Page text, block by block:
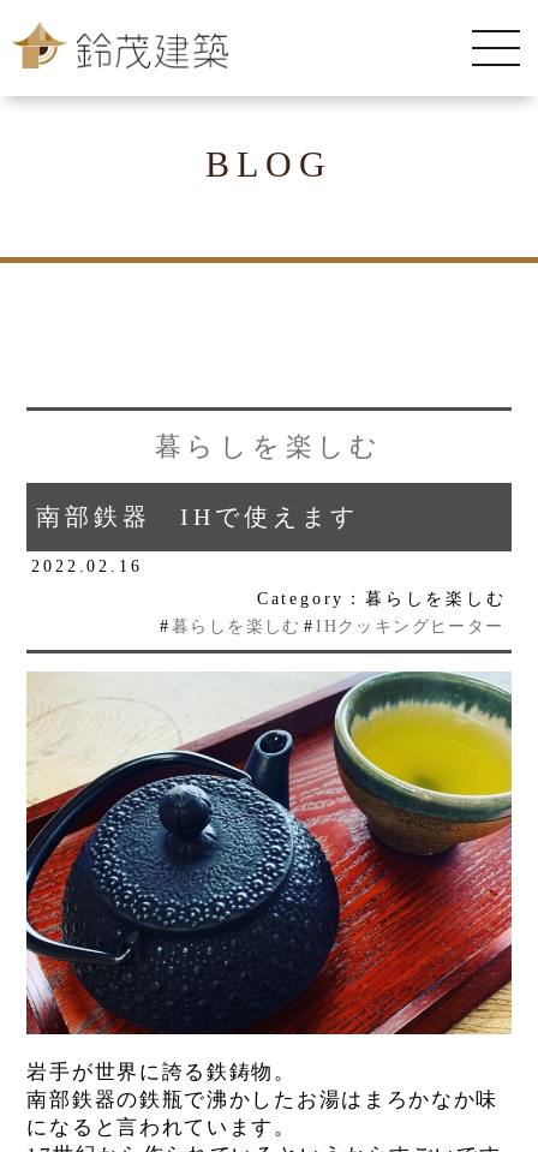
BLOG
暮らしを楽しむ
南部鉄器 IHで使えます
2022.02.16
Category：暮らしを楽しむ
# 暮らしを楽しむ # IHクッキングヒーター
岩手が世界に誇る鉄鋳物。
南部鉄器の鉄瓶で沸かしたお湯はまろかなか味
になると言われています。